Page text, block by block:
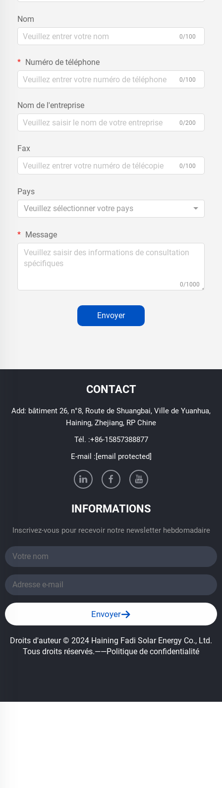
Nom
0/100
Numéro de téléphone
0/100
Nom de l'entreprise
0/200
Fax
0/100
Pays
Veuillez sélectionner votre pays
Message
0/1000
Envoyer
CONTACT
Add: bâtiment 26, n°8, Route de Shuangbai, Ville de Yuanhua,
Haining, Zhejiang, RP Chine
Tél. :+86-15857388877
E-mail : [email protected]
INFORMATIONS
Inscrivez-vous pour recevoir notre newsletter hebdomadaire
Envoyer
Droits d'auteur © 2024 Haining Fadi Solar Energy Co., Ltd.
Tous droits réservés.——Politique de confidentialité